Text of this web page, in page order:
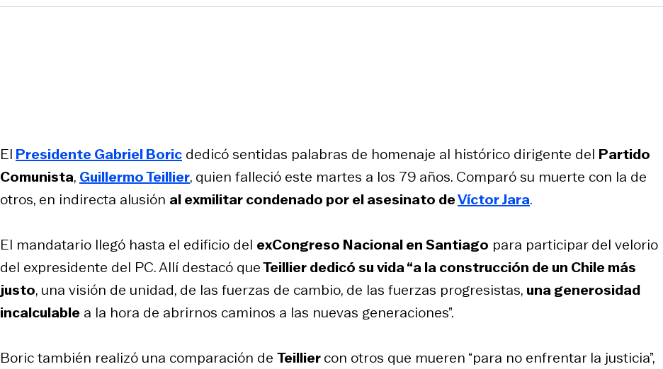
El Presidente Gabriel Boric dedicó sentidas palabras de homenaje al histórico dirigente del Partido
Comunista, Guillermo Teillier, quien falleció este martes a los 79 años. Comparó su muerte con la de
otros, en indirecta alusión al exmilitar condenado por el asesinato deVíctor Jara.
El mandatario llegó hasta el edificio del exCongreso Nacional en Santiago para participar del velorio
del expresidente del PC. Allí destacó queTeillier dedicó su vida “a la construcción de un Chile más
justo, una visión de unidad, de las fuerzas de cambio, de las fuerzas progresistas, una generosidad
incalculable a la hora de abrirnos caminos a las nuevas generaciones”.
Boric también realizó una comparación de Teilliercon otros que mueren “para no enfrentar la justicia”,